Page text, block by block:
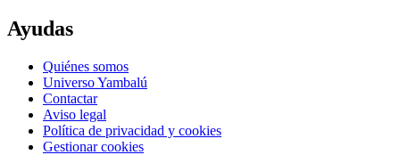
Ayudas
Quiénes somos
Universo Yambalú
Contactar
Aviso legal
Política de privacidad y cookies
Gestionar cookies